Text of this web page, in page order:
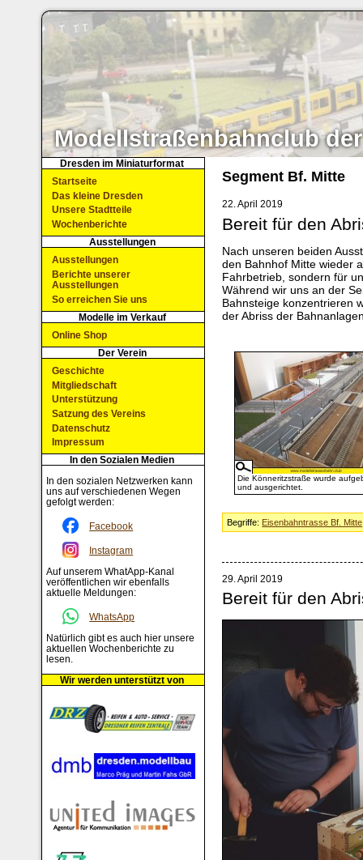
Modellstraßenbahnclub der
Segment Bf. Mitte
22. April 2019
Bereit für den
Nach unseren beiden
den Bahnhof Mitte wieder
Fahrbetrieb, sondern für
Während wir uns an der
Bahnsteige konzentrieren
der Abriss der
Die Könneritzstraße wurde
und ausgerichtet.
Begriffe: Eisenbahntrasse Bf. Mitte
29. April 2019
Bereit für den
Dresden im Miniaturformat
Startseite
Das kleine Dresden
Unsere Stadtteile
Wochenberichte
Ausstellungen
Ausstellungen
Berichte unserer
Ausstellungen
So erreichen Sie uns
Modelle im Verkauf
Online Shop
Der Verein
Geschichte
Mitgliedschaft
Unterstützung
Satzung des Vereins
Datenschutz
Impressum
In den Sozialen Medien
In den sozialen Netzwerken kann
uns auf verschiedenen Wegen
gefolgt werden:
Facebook
Instagram
Auf unserem WhatApp-Kanal
veröffentlichen wir ebenfalls
aktuelle Meldungen:
WhatsApp
Natürlich gibt es auch hier unsere
aktuellen Wochenberichte zu
lesen.
Wir werden unterstützt von